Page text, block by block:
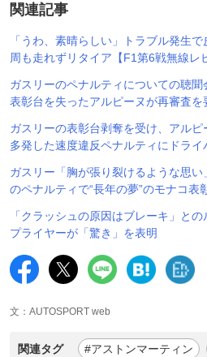
関連記事
「うわ、素晴らしい」トラブル発生
周も走れずリタイア【F1第6戦無線レ
ガスリーのペナルティについての聴
表彰台を失ったアルピーヌが再審査を
ガスリーの表彰台剥奪を受け、アル
多発した速度違反ペナルティにドライ
ガスリー「胸が張り裂けるような思
のペナルティで“長年の夢”のモナコ表
「クラッシュの原因はブレーキ」と
プライヤーが「驚き」を表明
文：AUTOSPORT web
関連タグ #アストンマーティン